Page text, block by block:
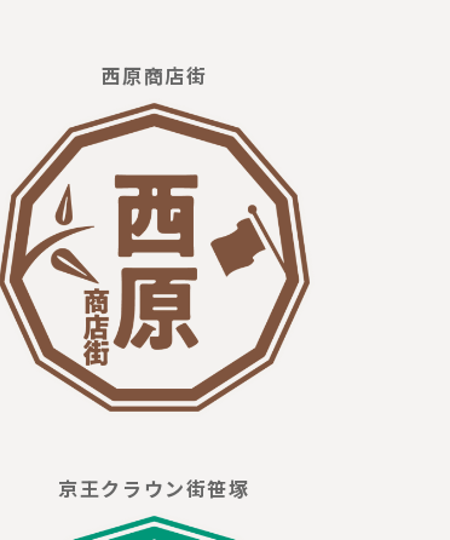
西原商店街
京王クラウン街笹塚